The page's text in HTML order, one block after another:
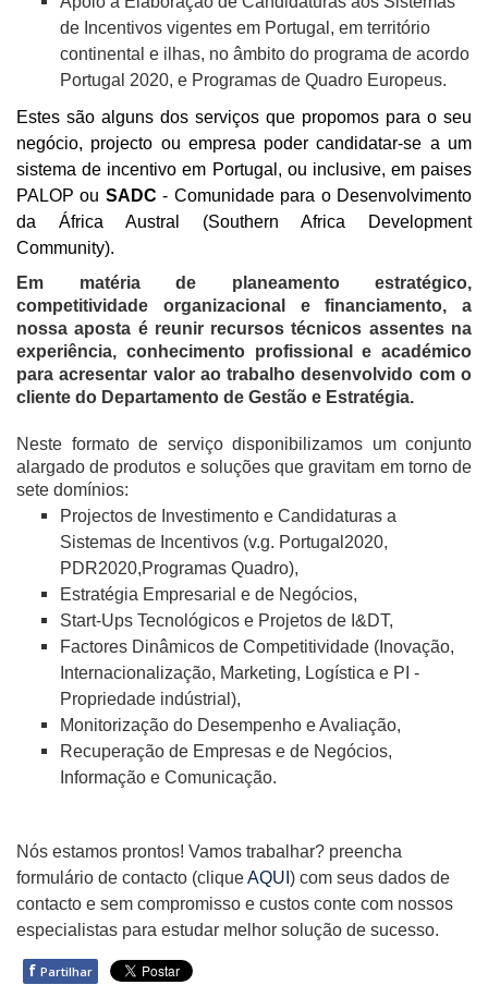
de Incentivos vigentes em Portugal, em território
continental e ilhas, no âmbito do programa de acordo
Portugal 2020, e Programas de Quadro Europeus.
Estes são alguns dos serviços que propomos para o seu
negócio, projecto ou empresa poder candidatar-se a um
sistema de incentivo em Portugal, ou inclusive, em paises
PALOP ou SADC - Comunidade para o Desenvolvimento
da África Austral (Southern Africa Development
Community).
Em matéria de planeamento estratégico,
competitividade organizacional e financiamento, a
nossa aposta é reunir recursos técnicos assentes na
experiência, conhecimento profissional e académico
para acresentar valor ao trabalho desenvolvido com o
cliente do Departamento de Gestão e Estratégia.
Neste formato de serviço disponibilizamos um conjunto
alargado de produtos e soluções que gravitam em torno de
sete domínios:
Projectos de Investimento e Candidaturas a
Sistemas de Incentivos (v.g. Portugal2020,
PDR2020,Programas Quadro),
Estratégia Empresarial e de Negócios,
Start-Ups Tecnológicos e Projetos de I&DT,
Factores Dinâmicos de Competitividade (Inovação,
Internacionalização, Marketing, Logística e PI -
Propriedade indústrial),
Monitorização do Desempenho e Avaliação,
Recuperação de Empresas e de Negócios,
Informação e Comunicação.
Nós estamos prontos! Vamos trabalhar? preencha
formulário de contacto (cliqueAQUI ) com seus dados de
contacto e sem compromisso e custos conte com nossos
especialistas para estudar melhor solução de sucesso.
f Partilhar